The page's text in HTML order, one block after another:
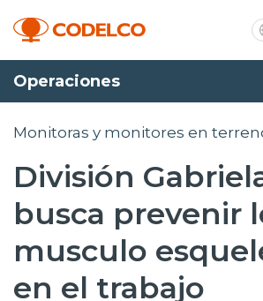
Transparencia activa
Operaciones
Operaciones
Monitoras y monitores en
División
busca prevenir
musculo
en el trabajo